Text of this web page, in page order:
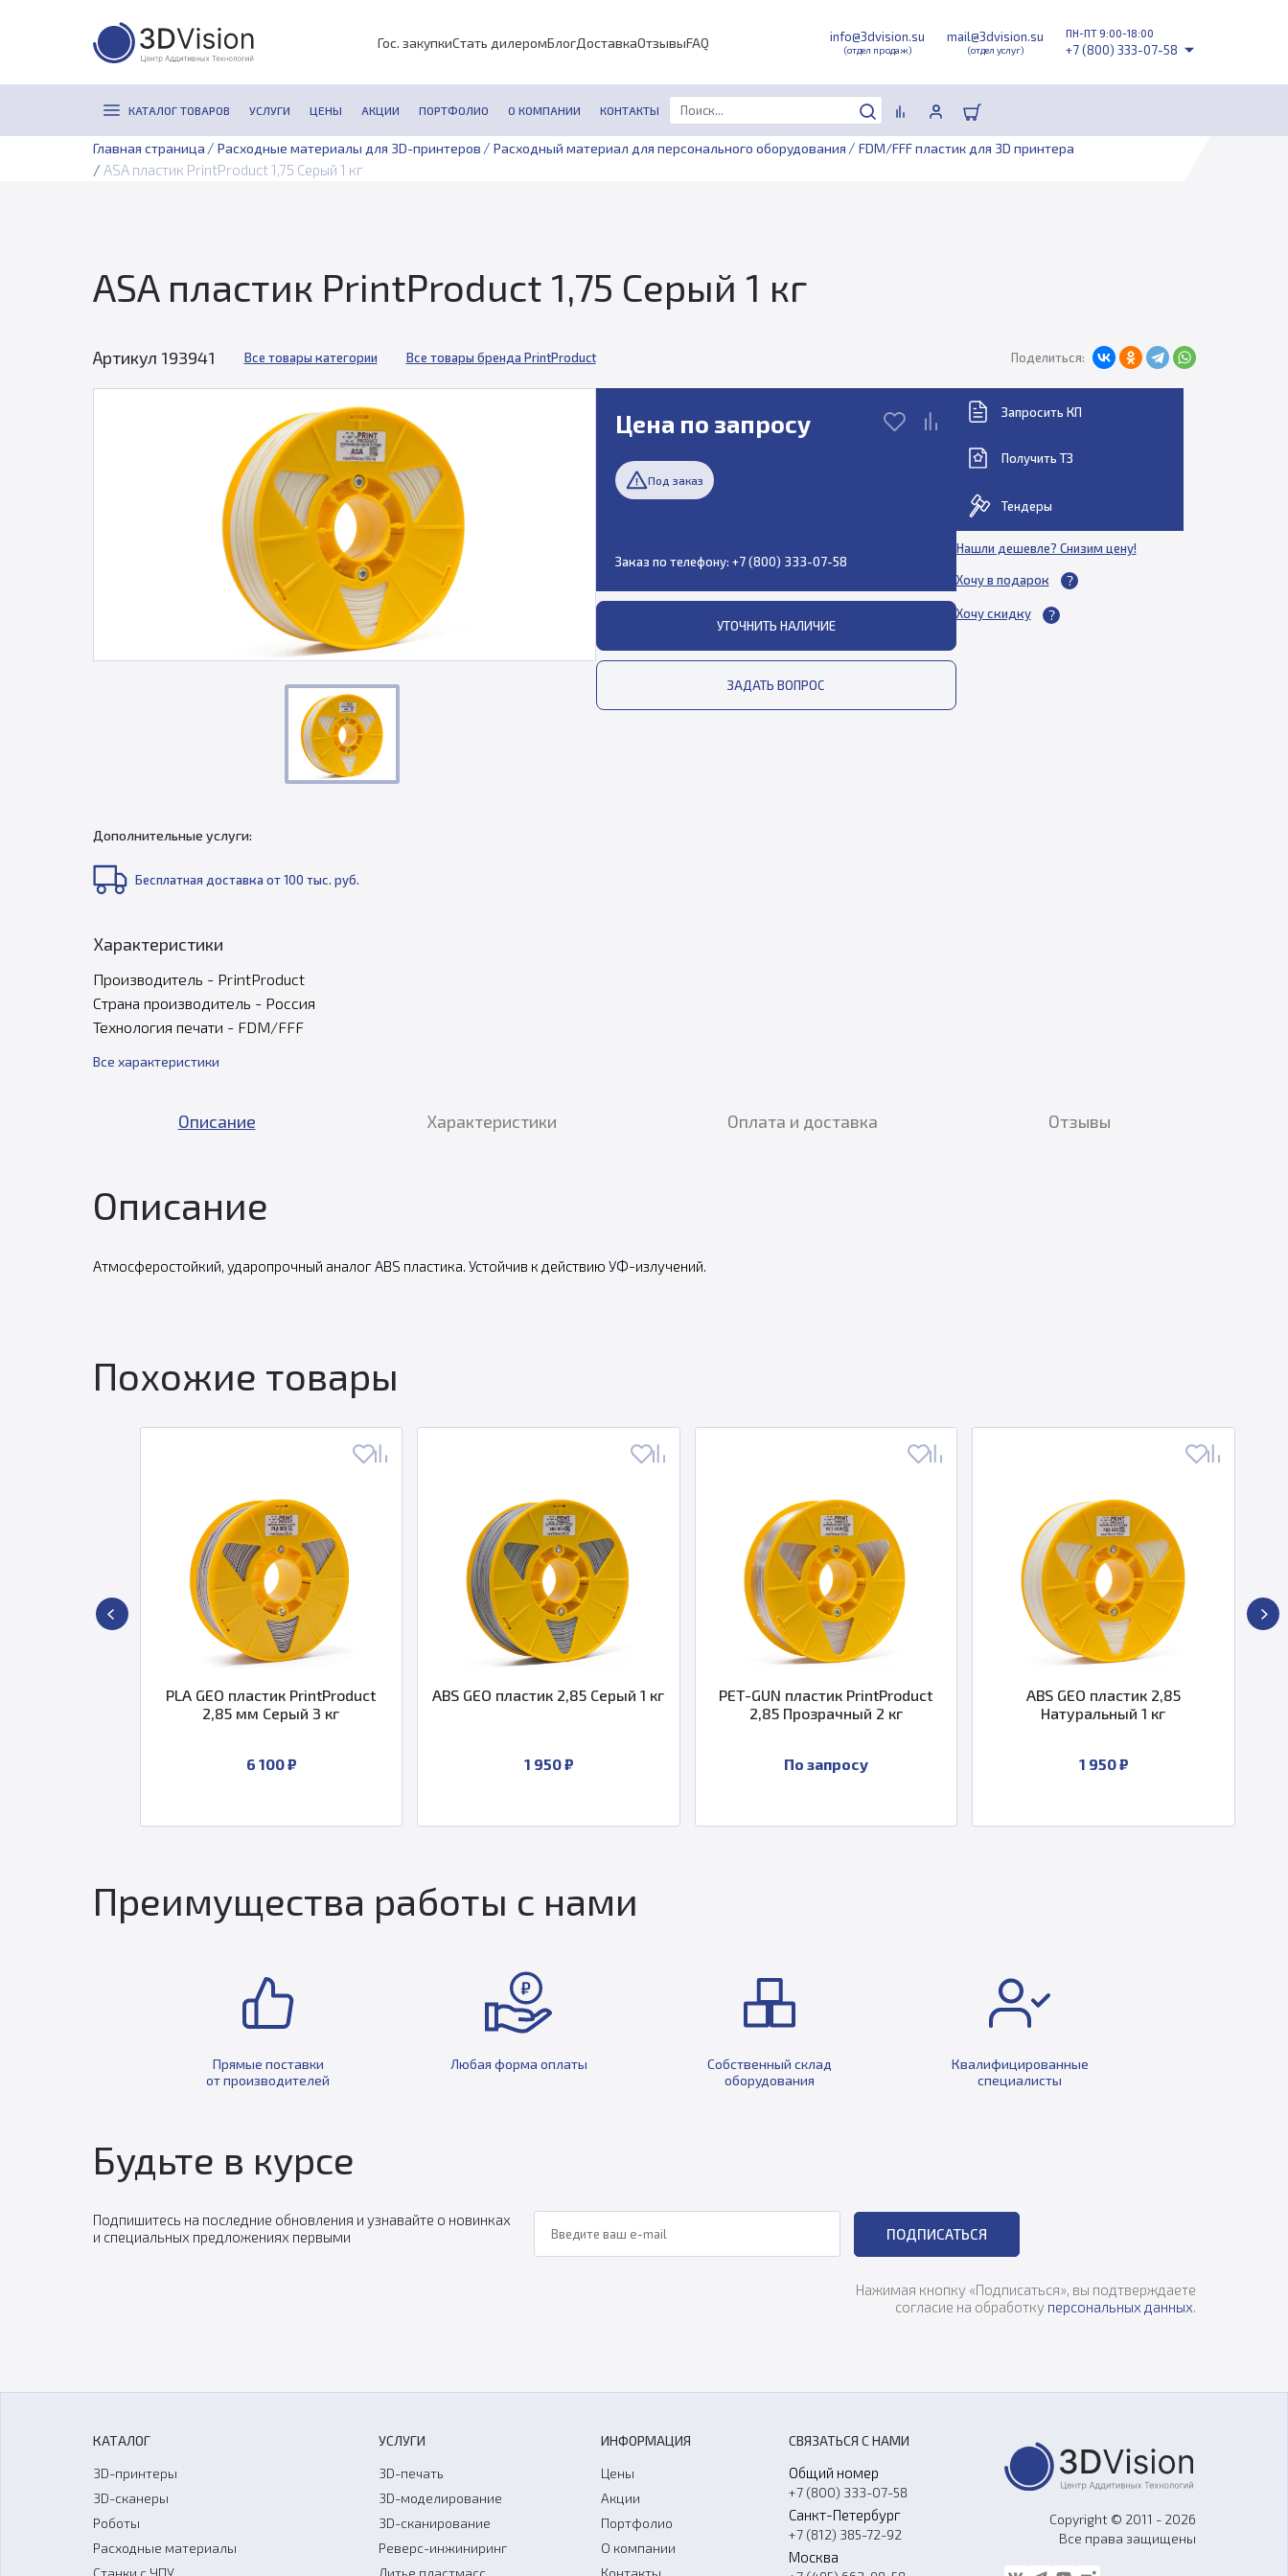
Гос. закупкиСтать дилеромБлогДоставкаОтзывыFAQ info@3dvision.su
(отдел продаж)
mail@3dvision.su
(отдел услуг)
ПН-ПТ 9:00-18:00
+7 (800) 333-07-58
КАТАЛОГ ТОВАРОВ УСЛУГИ ЦЕНЫ АКЦИИ ПОРТФОЛИО О КОМПАНИИ КОНТАКТЫ
Главная страница / Расходные материалы для 3D-принтеров / Расходный материал для персонального оборудования / FDM/FFF пластик для 3D принтера
/ ASA пластик PrintProduct 1,75 Серый 1 кг
ASA пластик PrintProduct 1,75 Серый 1 кг
Артикул 193941 Все товары категории Все товары бренда PrintProduct Поделиться:
Цена по запросу
Под заказ
Заказ по телефону: +7 (800) 333-07-58
УТОЧНИТЬ НАЛИЧИЕ
ЗАДАТЬ ВОПРОС
Запросить КП
Получить ТЗ
Тендеры
Нашли дешевле? Снизим цену!
Хочу в подарок
Хочу скидку
Дополнительные услуги:
Бесплатная доставка от 100 тыс. руб.
Характеристики
Производитель - PrintProduct
Страна производитель - Россия
Технология печати - FDM/FFF
Все характеристики
Описание Характеристики Оплата и доставка Отзывы
Описание
Атмосферостойкий, ударопрочный аналог ABS пластика. Устойчив к действию УФ-излучений.
Похожие товары
PLA GEO пластик PrintProduct
2,85 мм Серый 3 кг
6 100 ₽
ABS GEO пластик 2,85 Серый 1 кг
1 950 ₽
PET-GUN пластик PrintProduct
2,85 Прозрачный 2 кг
По запросу
ABS GEO пластик 2,85
Натуральный 1 кг
1 950 ₽
Преимущества работы с нами
Прямые поставки
от производителей
Любая форма оплаты
Собственный склад
оборудования
Квалифицированные
специалисты
Будьте в курсе
Подпишитесь на последние обновления и узнавайте о новинках
и специальных предложениях первыми
ПОДПИСАТЬСЯ
Нажимая кнопку «Подписаться», вы подтверждаете
согласие на обработку персональных данных.
КАТАЛОГ
3D-принтеры
3D-сканеры
Роботы
Расходные материалы
Станки с ЧПУ
УСЛУГИ
3D-печать
3D-моделирование
3D-сканирование
Реверс-инжиниринг
Литье пластмасс
ИНФОРМАЦИЯ
Цены
Акции
Портфолио
О компании
Контакты
СВЯЗАТЬСЯ С НАМИ
Общий номер
+7 (800) 333-07-58
Санкт-Петербург
+7 (812) 385-72-92
Москва
Copyright © 2011 - 2026
Все права защищены